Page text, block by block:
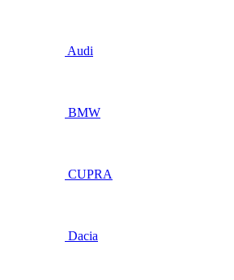
Audi
BMW
CUPRA
Dacia